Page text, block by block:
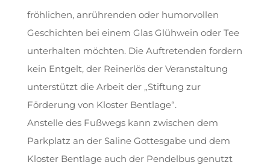
fröhlichen, anrührenden oder humorvollen
Geschichten bei einem Glas Glühwein oder Tee
unterhalten möchten. Die Auftretenden fordern
kein Entgelt, der Reinerlös der Veranstaltung
unterstützt die Arbeit der „Stiftung zur
Förderung von Kloster Bentlage“.
Anstelle des Fußwegs kann zwischen dem
Parkplatz an der Saline Gottesgabe und dem
Kloster Bentlage auch der Pendelbus genutzt